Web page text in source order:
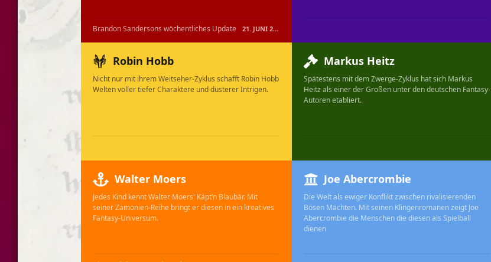
Brandon Sandersons wöchentliches Update 21. JUNI 2024
Robin Hobb
Nicht nur mit ihrem Weitseher-Zyklus schafft Robin Hobb
Welten voller tiefer Charaktere und düsterer Intrigen.
Markus Heitz
Spätestens mit dem Zwerge-Zyklus hat sich Markus
Heitz als einer der Großen unter den deutschen Fantasy-
Autoren etabliert.
Walter Moers
Jedes Kind kennt Walter Moers' Käpt’n Blaubär. Mit
seiner Zamonien-Reihe bringt er diesen in ein kreatives
Fantasy-Universum.
Joe Abercrombie
Die Welt als ewiger Konflikt zwischen rivalisierenden
Bösen Mächten. Mit seinen Klingenromanen zeigt Joe
Abercrombie die Menschen die diesen als Spielball
dienen